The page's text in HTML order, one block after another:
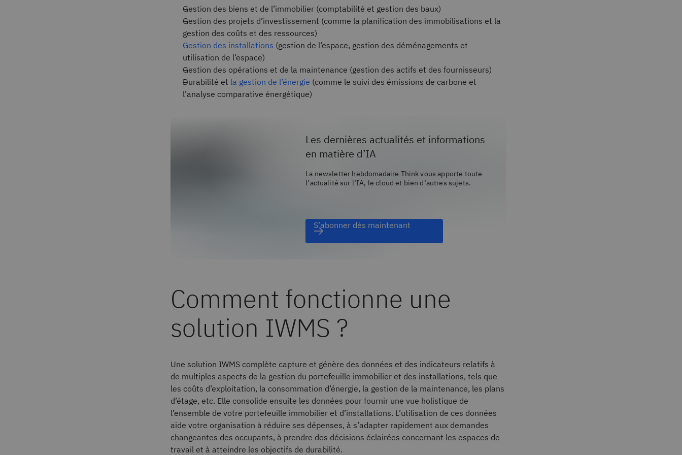
Gestion des biens et de l’immobilier (comptabilité et gestion des baux)
Gestion des projets d’investissement (comme la planification des immobilisations et la
gestion des coûts et des ressources)
Gestion des installations (gestion de l’espace, gestion des déménagements et
utilisation de l’espace)
Gestion des opérations et de la maintenance (gestion des actifs et des fournisseurs)
Durabilité et la gestion de l’énergie (comme le suivi des émissions de carbone et
l’analyse comparative énergétique)
Les dernières actualités et informations
en matière d’IA
La newsletter hebdomadaire Think vous apporte toute
l’actualité sur l’IA, le cloud et bien d’autres sujets.
S’abonner dès maintenant
Comment fonctionne une
solution IWMS ?
Une solution IWMS complète capture et génère des données et des indicateurs relatifs à
de multiples aspects de la gestion du portefeuille immobilier et des installations, tels que
les coûts d’exploitation, la consommation d’énergie, la gestion de la maintenance, les plans
d’étage, etc. Elle consolide ensuite les données pour fournir une vue holistique de
l’ensemble de votre portefeuille immobilier et d’installations. L’utilisation de ces données
aide votre organisation à réduire ses dépenses, à s’adapter rapidement aux demandes
changeantes des occupants, à prendre des décisions éclairées concernant les espaces de
travail et à atteindre les objectifs de durabilité.